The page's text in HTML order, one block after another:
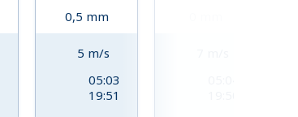
0,5 mm
5 m/s
05:03
19:51